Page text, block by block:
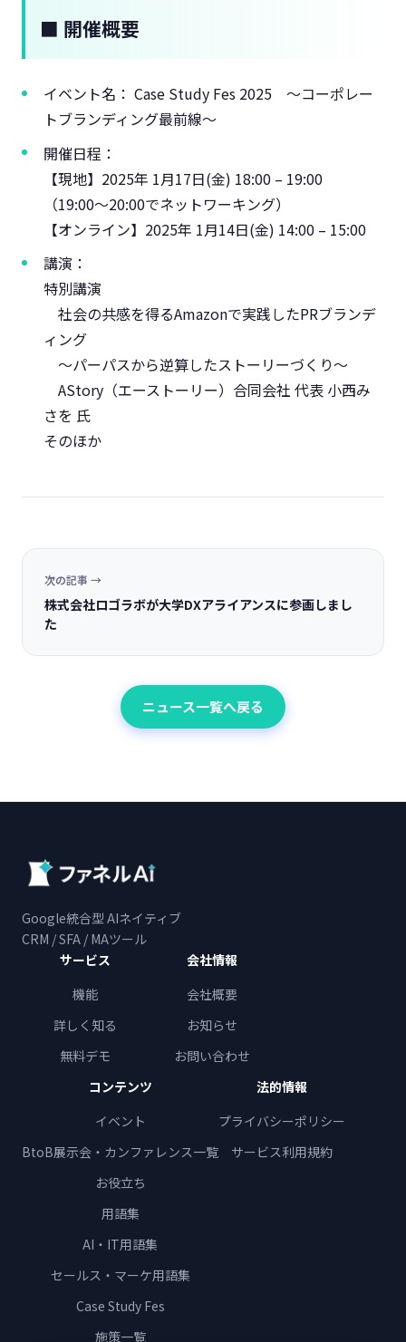
■ 開催概要
イベント名： Case Study Fes 2025 〜コーポレー
トブランディング最前線〜
開催日程：
【現地】2025年 1月17日(金) 18:00 – 19:00
（19:00〜20:00でネットワーキング）
【オンライン】2025年 1月14日(金) 14:00 – 15:00
講演：
特別講演
社会の共感を得るAmazonで実践したPRブランデ
ィング
～パーパスから逆算したストーリーづくり～
AStory（エーストーリー）合同会社 代表 小西み
さを 氏
そのほか
次の記事 →
株式会社ロゴラボが大学DXアライアンスに参画しまし
た
ニュース一覧へ戻る
Google統合型 AIネイティブ
CRM / SFA / MAツール
サービス
機能
詳しく知る
無料デモ
会社情報
会社概要
お知らせ
お問い合わせ
コンテンツ
イベント
BtoB展示会・カンファレンス一覧
お役立ち
用語集
AI・IT用語集
セールス・マーケ用語集
Case Study Fes
施策一覧
法的情報
プライバシーポリシー
サービス利用規約